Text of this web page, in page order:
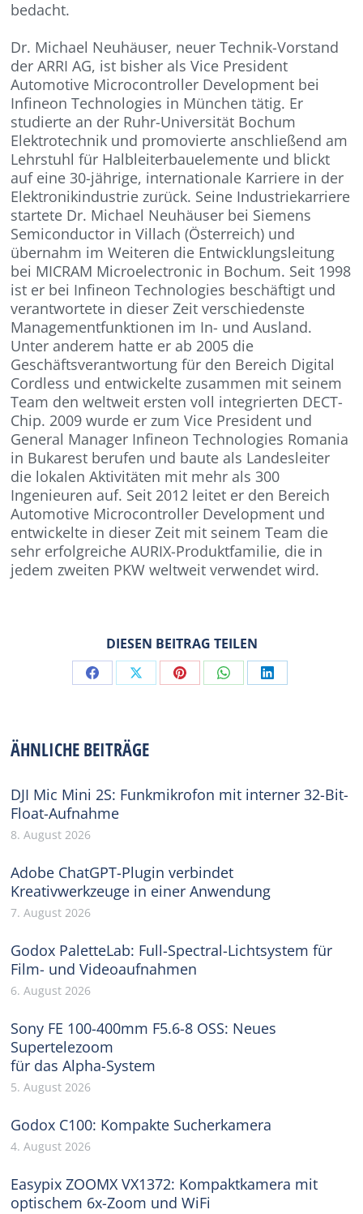
bedacht.
Dr. Michael Neuhäuser, neuer Technik-Vorstand
der ARRI AG, ist bisher als Vice President
Automotive Microcontroller Development bei
Infineon Technologies in München tätig. Er
studierte an der Ruhr-Universität Bochum
Elektrotechnik und promovierte anschließend am
Lehrstuhl für Halbleiterbauelemente und blickt
auf eine 30-jährige, internationale Karriere in der
Elektronikindustrie zurück. Seine Industriekarriere
startete Dr. Michael Neuhäuser bei Siemens
Semiconductor in Villach (Österreich) und
übernahm im Weiteren die Entwicklungsleitung
bei MICRAM Microelectronic in Bochum. Seit 1998
ist er bei Infineon Technologies beschäftigt und
verantwortete in dieser Zeit verschiedenste
Managementfunktionen im In- und Ausland.
Unter anderem hatte er ab 2005 die
Geschäftsverantwortung für den Bereich Digital
Cordless und entwickelte zusammen mit seinem
Team den weltweit ersten voll integrierten DECT-
Chip. 2009 wurde er zum Vice President und
General Manager Infineon Technologies Romania
in Bukarest berufen und baute als Landesleiter
die lokalen Aktivitäten mit mehr als 300
Ingenieuren auf. Seit 2012 leitet er den Bereich
Automotive Microcontroller Development und
entwickelte in dieser Zeit mit seinem Team die
sehr erfolgreiche AURIX-Produktfamilie, die in
jedem zweiten PKW weltweit verwendet wird.
DIESEN BEITRAG TEILEN
Share Share Share Share Share
ÄHNLICHE BEITRÄGE
DJI Mic Mini 2S: Funkmikrofon mit interner 32-Bit-
Float-Aufnahme
8. August 2026
Adobe ChatGPT-Plugin verbindet
Kreativwerkzeuge in einer Anwendung
7. August 2026
Godox PaletteLab: Full-Spectral-Lichtsystem für
Film- und Videoaufnahmen
6. August 2026
Sony FE 100-400mm F5.6-8 OSS: Neues
Supertelezoom
für das Alpha-System
5. August 2026
Godox C100: Kompakte Sucherkamera
4. August 2026
Easypix ZOOMX VX1372: Kompaktkamera mit
optischem 6x-Zoom und WiFi